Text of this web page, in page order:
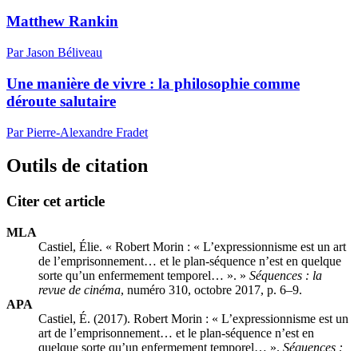
Matthew Rankin
Par Jason Béliveau
Une manière de vivre : la philosophie comme
déroute salutaire
Par Pierre-Alexandre Fradet
Outils de citation
Citer cet article
MLA
Castiel, Élie. « Robert Morin : « L’expressionnisme est un art
de l’emprisonnement… et le plan-séquence n’est en quelque
sorte qu’un enfermement temporel… ». » Séquences : la
revue de cinéma, numéro 310, octobre 2017, p. 6–9.
APA
Castiel, É. (2017). Robert Morin : « L’expressionnisme est un
art de l’emprisonnement… et le plan-séquence n’est en
quelque sorte qu’un enfermement temporel… ». Séquences :